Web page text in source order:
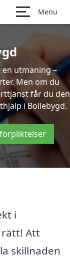
Menu
utmaning –
Men om du
får du den
i Bollebygd.
i
rätt! Att
skillnaden